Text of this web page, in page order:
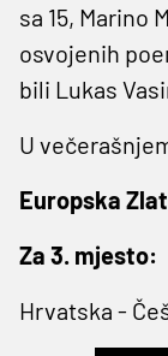
sa 15, Marino
osvojenih
bili Lukas
U
Europska
Za 3. mjesto:
Hrvatska -